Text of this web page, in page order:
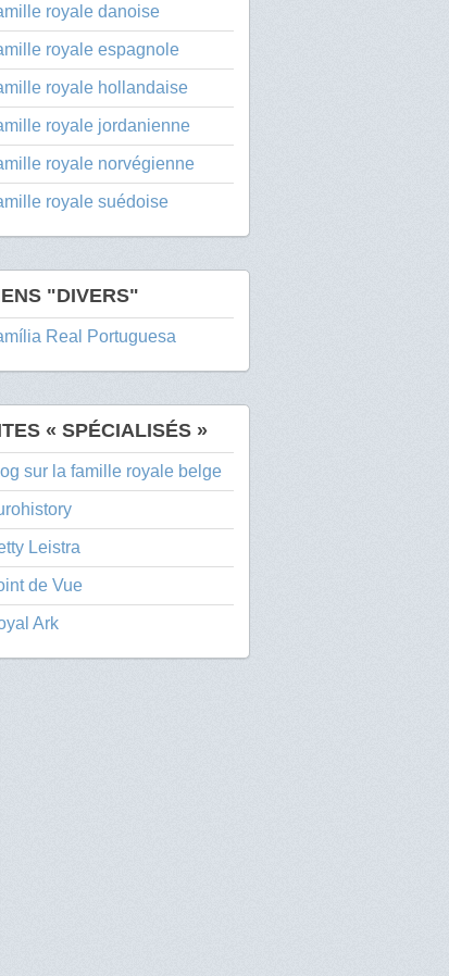
royale danoise
royale espagnole
royale hollandaise
royale jordanienne
royale norvégienne
royale suédoise
"DIVERS"
Real Portuguesa
« SPÉCIALISÉS »
sur la famille royale belge
Leistra
de Vue
Ark